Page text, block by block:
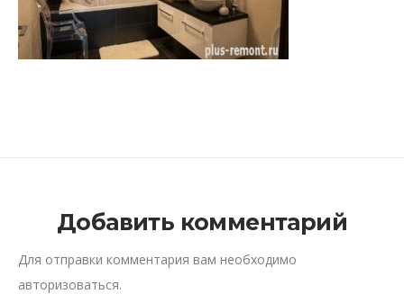
Добавить комментарий
Для отправки комментария вам необходимо
авторизоваться.